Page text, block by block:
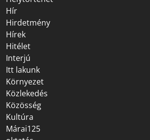
Hír
Hirdetmény
Hírek
Hitélet
Interjú
Itt lakunk
Környezet
Közlekedés
Közösség
Kultúra
Márai125